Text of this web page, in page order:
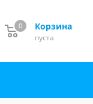
Корзина
0
пуста
0